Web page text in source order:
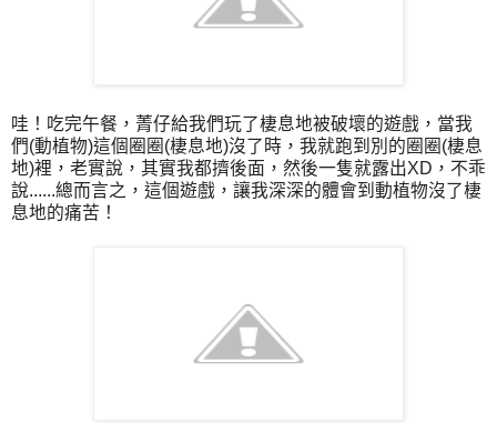
哇！吃完午餐，菁仔給我們玩了棲息地被破壞的遊戲，當我
們(動植物)這個圈圈(棲息地)沒了時，我就跑到別的圈圈(棲息
地)裡，老實說，其實我都擠後面，然後一隻就露出XD，不乖
說......總而言之，這個遊戲，讓我深深的體會到動植物沒了棲
息地的痛苦！